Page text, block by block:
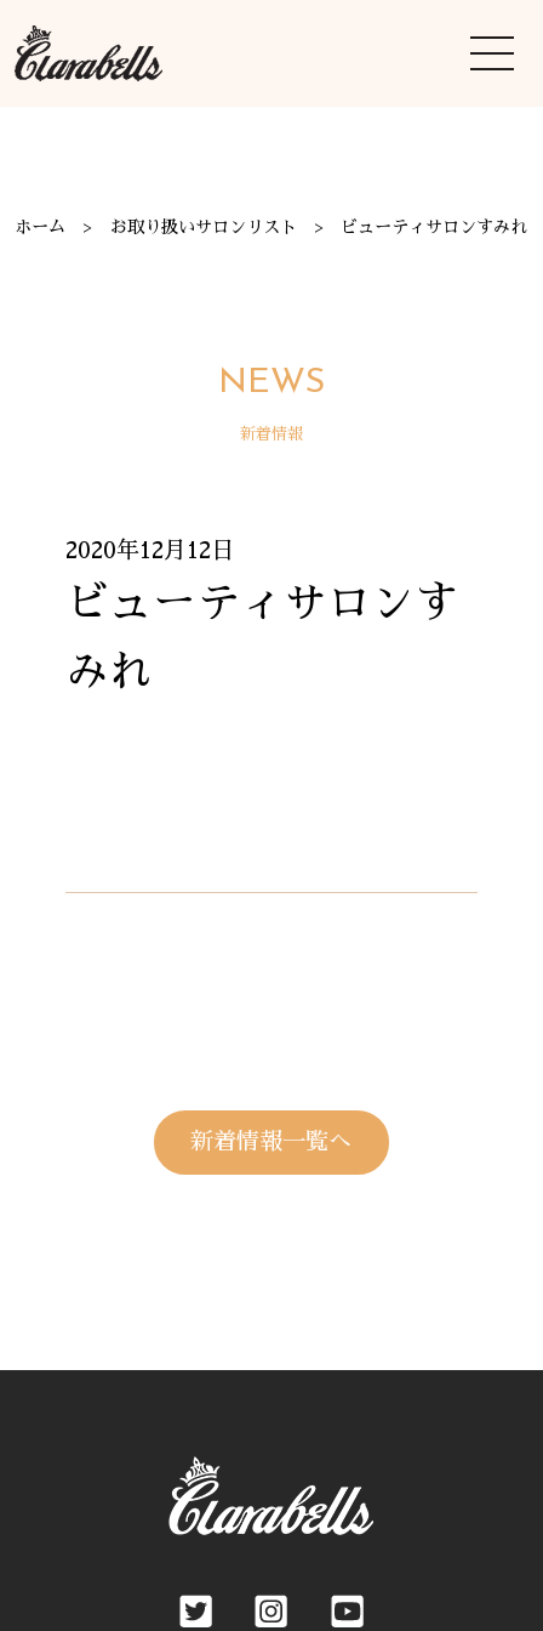
ホーム お取り扱いサロンリスト ビューティサロンすみれ
NEWS
新着情報
2020年12月12日
ビューティサロンす
みれ
新着情報一覧へ